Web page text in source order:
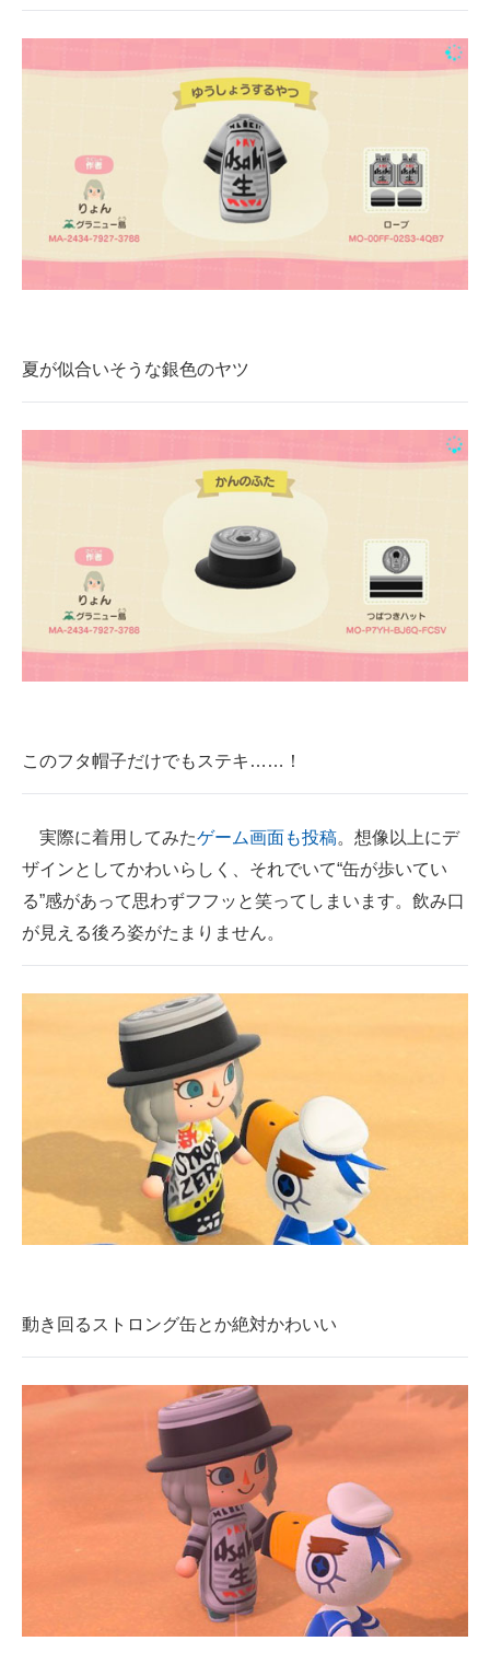
夏が似合いそうな銀色のヤツ
このフタ帽子だけでもステキ……！
実際に着用してみたゲーム画面も投稿。想像以上にデ
ザインとしてかわいらしく、それでいて“缶が歩いてい
る”感があって思わずフフッと笑ってしまいます。飲み口
が見える後ろ姿がたまりません。
動き回るストロング缶とか絶対かわいい